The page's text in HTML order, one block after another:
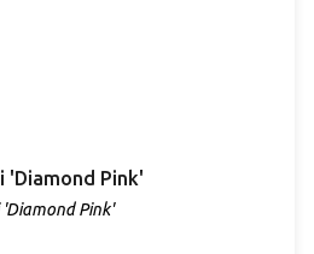
'Diamond Pink'
Pink'